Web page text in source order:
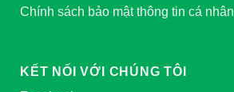
Chính sách bảo mật thông tin cá nhân
KẾT NỐI VỚI CHÚNG TÔI